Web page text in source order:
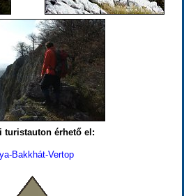
turistauton érhető el:
Bakkhát-Vertop